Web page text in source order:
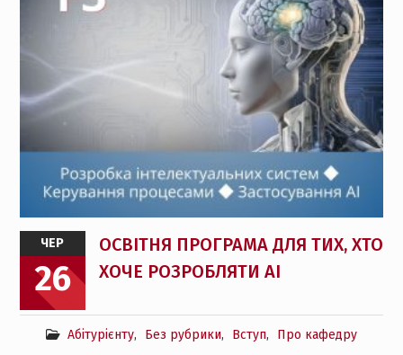
ЧЕР
26
ОСВІТНЯ ПРОГРАМА ДЛЯ ТИХ, ХТО
ХОЧЕ РОЗРОБЛЯТИ AI
Абітурієнту, Без рубрики, Вступ, Про кафедру